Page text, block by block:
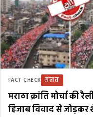
FACT CHECK ग़लत
मराठा क्रांति मोर्चा की
हिजाब विवाद से जोड़कर